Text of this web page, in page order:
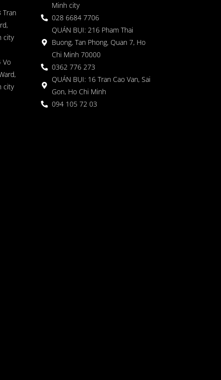
Tran
city
Vo
city
Minh city
028 6684 7706
QUÁN BỤI: 216 Pham Thai
Buong, Tan Phong, Quan 7, Ho
Chi Minh 70000
0362 776 273
QUÁN BỤI: 16 Tran Cao Van, Sai
Gon, Ho Chi Minh
094 105 72 03